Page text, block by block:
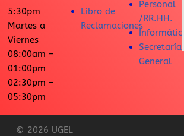
5:30pm
Martes a
Viernes
08:00am –
01:00pm
02:30pm –
05:30pm
Libro de
Reclamaciones
Personal
/RR.HH.
Informática
Secretaría
General
© 2026 UGEL